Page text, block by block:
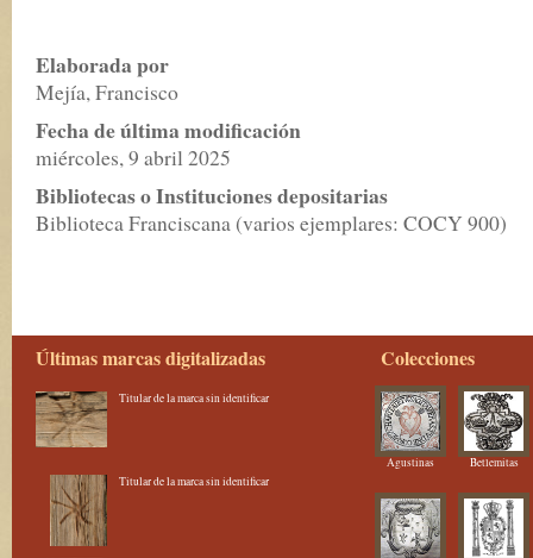
Elaborada por
Mejía, Francisco
Fecha de última modificación
miércoles, 9 abril 2025
Bibliotecas o Instituciones depositarias
Biblioteca Franciscana (varios ejemplares: COCY 900)
Últimas marcas digitalizadas
Titular de la marca sin identificar
Titular de la marca sin identificar
Colecciones
Agustinas Betlemitas